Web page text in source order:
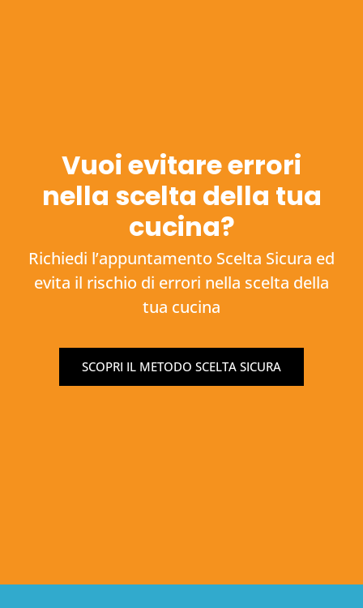
Vuoi evitare errori
nella scelta della tua
cucina?
Richiedi l’appuntamento Scelta Sicura ed
evita il rischio di errori nella scelta della
tua cucina
SCOPRI IL METODO SCELTA SICURA